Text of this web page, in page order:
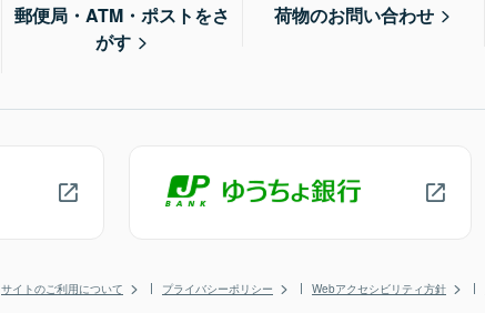
郵便局・ATM・ポストをさ
がす
荷物のお問い合わせ
サイトのご利用について プライバシーポリシー Webアクセシビリティ方針